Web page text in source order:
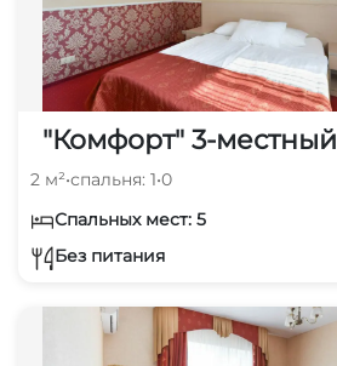
"Комфорт" 3-местный
2 м²•спальня: 1•0
Спальных мест: 5
Без питания